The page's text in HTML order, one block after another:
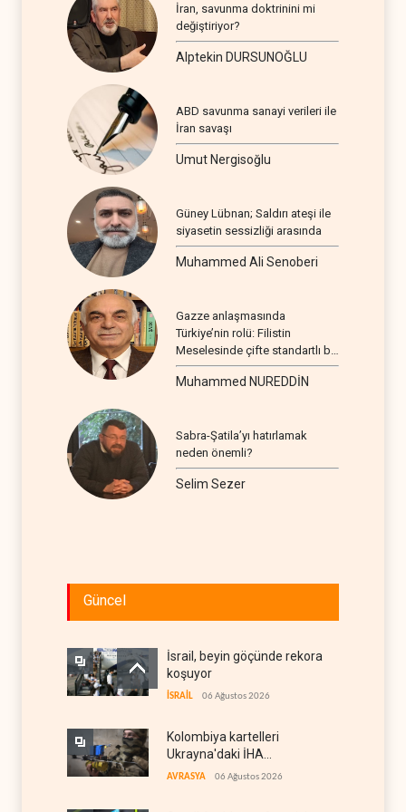
İran, savunma doktrinini mi
değiştiriyor?
Alptekin DURSUNOĞLU
ABD savunma sanayi verileri ile
İran savaşı
Umut Nergisoğlu
Güney Lübnan; Saldırı ateşi ile
siyasetin sessizliği arasında
Muhammed Ali Senoberi
Gazze anlaşmasında
Türkiye’nin rolü: Filistin
Meselesinde çifte standartlı bir
seyir
Muhammed NUREDDİN
Sabra-Şatila’yı hatırlamak
neden önemli?
Selim Sezer
Güncel
İsrail, beyin göçünde rekora
koşuyor
İSRAİL 06 Ağustos 2026
Kolombiya kartelleri
Ukrayna'daki İHA
teknolojisinin peşine düştü
AVRASYA 06 Ağustos 2026